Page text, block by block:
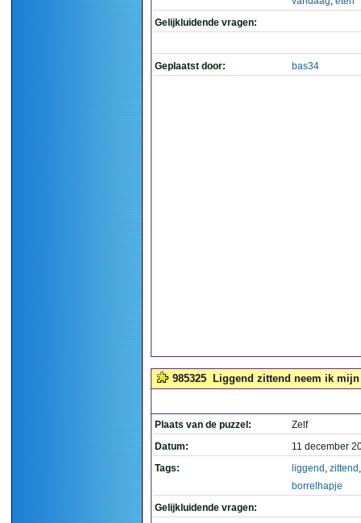
Gelijkluidende vragen:
Geplaatst door: bas34
985325 Liggend zittend neem ik
Plaats van de puzzel:
Zelf
Datum:
11 december
Tags:
liggend , zittend
borrelhapje
Gelijkluidende vragen: